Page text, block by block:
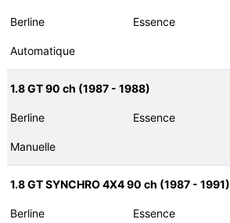
Berline Essence
Automatique
1.8 GT 90 ch (1987 - 1988)
Berline Essence
Manuelle
1.8 GT SYNCHRO 4X4 90 ch (1987 - 1991)
Berline Essence